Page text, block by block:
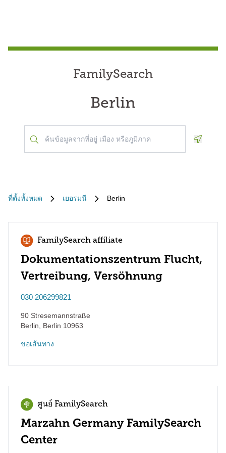
FamilySearch
Berlin
ที่ตั้งทั้งหมด เยอรมนี Berlin
FamilySearch affiliate
Dokumentationszentrum Flucht,
Vertreibung, Versöhnung
030 206299821
90 Stresemannstraße
Berlin
Berlin 10963
ขอเส้นทาง
ศูนย์ FamilySearch
Marzahn Germany FamilySearch
Center